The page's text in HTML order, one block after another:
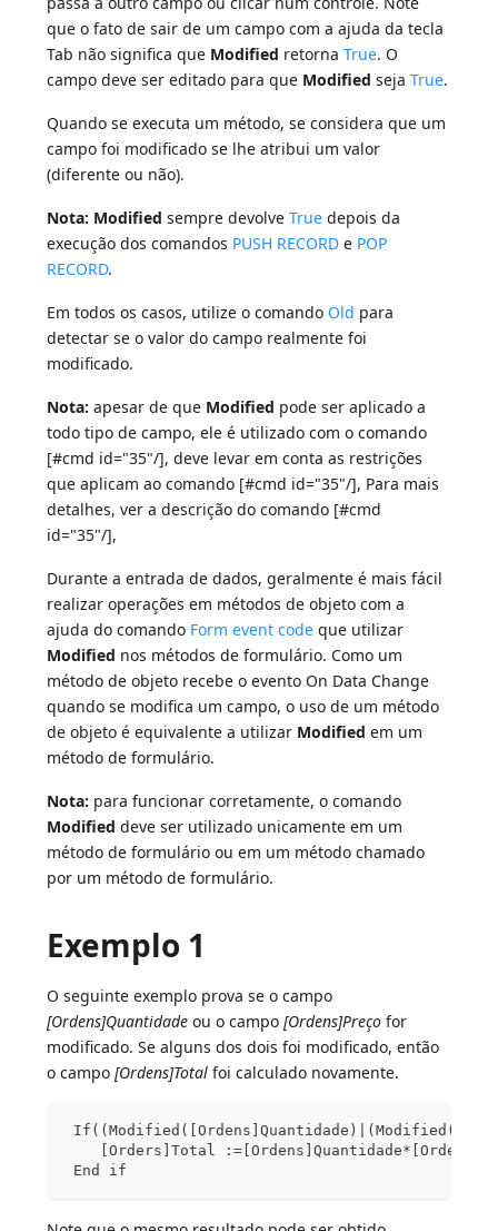
que o fato de sair de um campo com a ajuda da tecla
Tab não significa que Modified retornaTrue. O
campo deve ser editado para que Modified sejaTrue.
Quando se executa um método, se considera que um
campo foi modificado se lhe atribui um valor
(diferente ou não).
Nota: Modified sempre devolveTrue depois da
execução dos comandos PUSH RECORD e POP
RECORD.
Em todos os casos, utilize o comando Old para
detectar se o valor do campo realmente foi
modificado.
Nota: apesar de que Modified pode ser aplicado a
todo tipo de campo, ele é utilizado com o comando
[#cmd id="35"/], deve levar em conta as restrições
que aplicam ao comando [#cmd id="35"/], Para mais
detalhes, ver a descrição do comando [#cmd
id="35"/],
Durante a entrada de dados, geralmente é mais fácil
realizar operações em métodos de objeto com a
ajuda do comando Form event code que utilizar
Modified nos métodos de formulário. Como um
método de objeto recebe o evento On Data Change
quando se modifica um campo, o uso de um método
de objeto é equivalente a utilizar Modified em um
método de formulário.
Nota: para funcionar corretamente, o comando
Modified deve ser utilizado unicamente em um
método de formulário ou em um método chamado
por um método de formulário.
Exemplo 1
O seguinte exemplo prova se o campo
[Ordens]Quantidade ou o campo[Ordens]Preço for
modificado. Se alguns dos dois foi modificado, então
o campo[Ordens]Total foi calculado novamente.
[Orders]Total
End if